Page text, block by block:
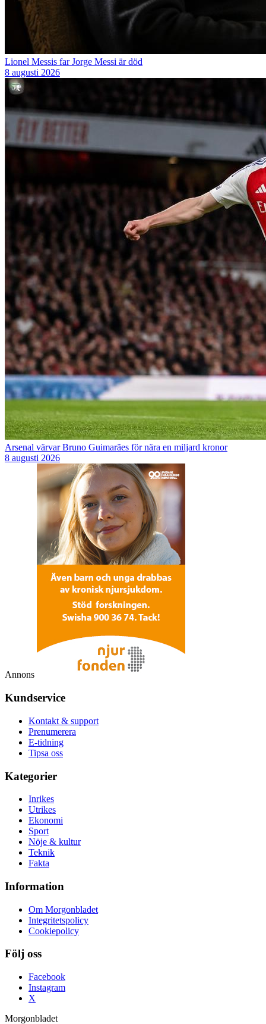
Lionel Messis far Jorge Messi är död
8 augusti 2026
Arsenal värvar Bruno Guimarães för nära en miljard kronor
8 augusti 2026
Annons
Kundservice
Kontakt & support
Prenumerera
E-tidning
Tipsa oss
Kategorier
Inrikes
Utrikes
Ekonomi
Sport
Nöje & kultur
Teknik
Fakta
Information
Om Morgonbladet
Integritetspolicy
Cookiepolicy
Följ oss
Facebook
Instagram
X
Morgonbladet